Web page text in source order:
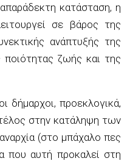
κατάσταση, η
σε βάρος της
ανάπτυξής της
ποιότητας ζωής και της
δήμαρχοι, προεκλογικά,
στην κατάληψη των
(στο μπάχαλο πες
που αυτή προκαλεί στη